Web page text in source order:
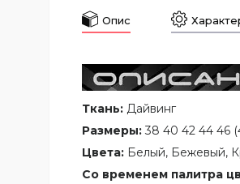
Опис
Ткань: Дайвинг
Размеры:38 40 42 44 46
Цвета: Белый, Бежевый,
Со временем палитра